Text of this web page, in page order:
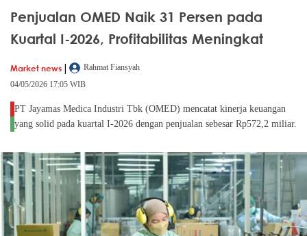
Penjualan OMED Naik 31 Persen pada
Kuartal I-2026, Profitabilitas Meningkat
Market news |
Rahmat Fiansyah
04/05/2026 17:05 WIB
PT Jayamas Medica Industri Tbk (OMED) mencatat kinerja keuangan
yang solid pada kuartal I-2026 dengan penjualan sebesar Rp572,2 miliar.